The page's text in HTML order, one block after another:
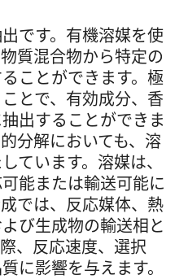
です。有機溶媒を使
質混合物から特定の
ことができます。極
とで、有効成分、香
出することができま
分解においても、溶
ています。溶媒は、
能または輸送可能に
では、反応媒体、熱
び生成物の輸送相と
、反応速度、選択
に影響を与えます。